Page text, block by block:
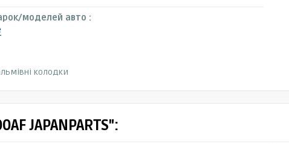
моделей авто :
колодки
JAPANPARTS":